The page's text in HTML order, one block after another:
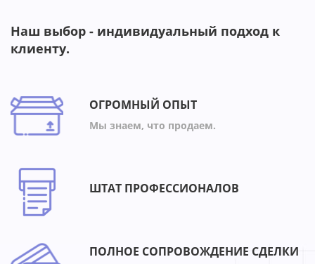
Наш выбор - индивидуальный подход к
клиенту.
ОГРОМНЫЙ ОПЫТ
Мы знаем, что продаем.
ШТАТ ПРОФЕССИОНАЛОВ
ПОЛНОЕ СОПРОВОЖДЕНИЕ СДЕЛКИ